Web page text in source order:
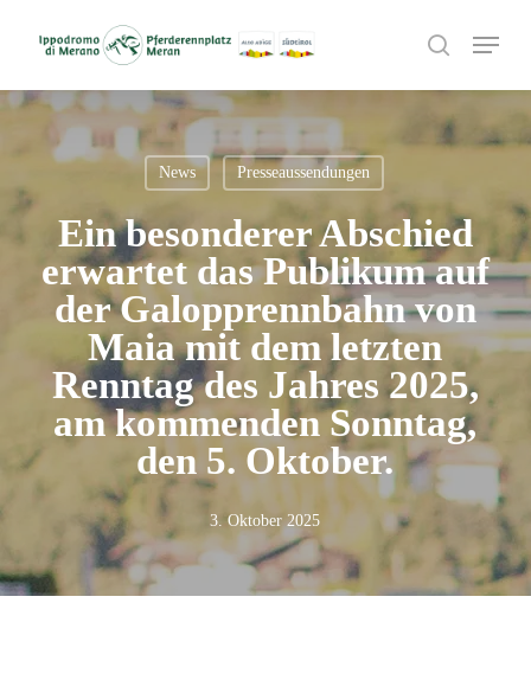
search
Menu
News Presseaussendungen
Ein besonderer Abschied
erwartet das Publikum auf
der Galopprennbahn von
Maia mit dem letzten
Renntag des Jahres 2025,
am kommenden Sonntag,
den 5. Oktober.
3. Oktober 2025